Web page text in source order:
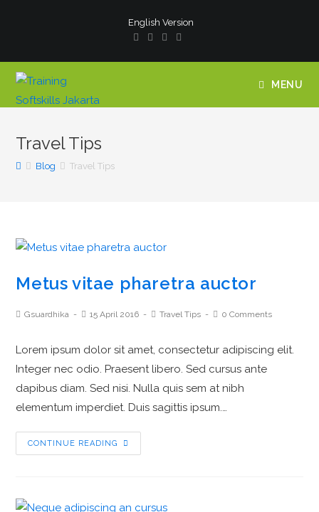
English Version
MENU
Travel Tips
Blog Travel Tips
Metus vitae pharetra auctor
Gsuardhika 15 April 2016 Travel Tips 0 Comments
Lorem ipsum dolor sit amet, consectetur adipiscing elit.
Integer nec odio. Praesent libero. Sed cursus ante
dapibus diam. Sed nisi. Nulla quis sem at nibh
elementum imperdiet. Duis sagittis ipsum.…
CONTINUE READING